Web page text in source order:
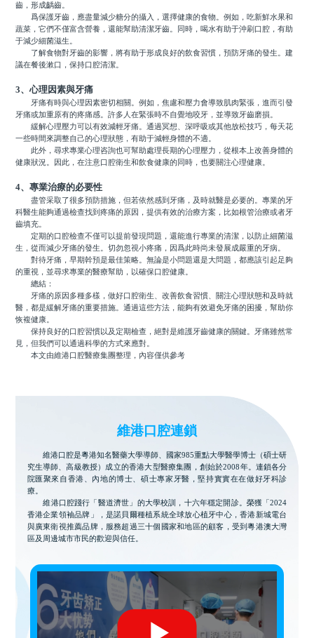
齒，形成齲齒。
爲保護牙齒，應盡量減少糖分的攝入，選擇健康的食物。例如，吃新鮮水果和
蔬菜，它們不僅富含營養，還能幫助清潔牙齒。同時，喝水有助于沖刷口腔，有助
于減少細菌滋生。
了解食物對牙齒的影響，將有助于形成良好的飲食習慣，預防牙痛的發生。建
議在餐後漱口，保持口腔清潔。
3、心理因素與牙痛
牙痛有時與心理因素密切相關。例如，焦慮和壓力會導致肌肉緊張，進而引發
牙痛或加重原有的疼痛感。許多人在緊張時不自覺地咬牙，並導致牙齒磨損。
緩解心理壓力可以有效減輕牙痛。通過冥想、深呼吸或其他放松技巧，每天花
一些時間來調整自己的心理狀態，有助于減輕身體的不適。
此外，尋求專業心理咨詢也可幫助處理長期的心理壓力，從根本上改善身體的
健康狀況。因此，在注意口腔衛生和飲食健康的同時，也要關注心理健康。
4、專業治療的必要性
盡管采取了很多預防措施，但若依然感到牙痛，及時就醫是必要的。專業的牙
科醫生能夠通過檢查找到疼痛的原因，提供有效的治療方案，比如根管治療或者牙
齒填充。
定期的口腔檢查不僅可以提前發現問題，還能進行專業的清潔，以防止細菌滋
生，從而減少牙痛的發生。切勿忽視小疼痛，因爲此時尚未發展成嚴重的牙病。
對待牙痛，早期幹預是最佳策略。無論是小問題還是大問題，都應該引起足夠
的重視，並尋求專業的醫療幫助，以確保口腔健康。
總結：
牙痛的原因多種多樣，做好口腔衛生、改善飲食習慣、關注心理狀態和及時就
醫，都是緩解牙痛的重要措施。通過這些方法，能夠有效避免牙痛的困擾，幫助你
恢複健康。
保持良好的口腔習慣以及定期檢查，絕對是維護牙齒健康的關鍵。牙痛雖然常
見，但我們可以通過科學的方式來應對。
本文由維港口腔醫療集團整理，內容僅供參考
維港口腔連鎖
維港口腔是粵港知名醫藥大學導師、國家985重點大學醫學博士（碩士研
究生導師、高級教授）成立的香港大型醫療集團，創始於2008年。連鎖各分
院匯聚來自香港、內地的博士、碩士專家牙醫，堅持實實在在做好牙科診
療。
維港口腔踐行「醫道濟世」的大學校訓，十六年穩定開診。榮獲「2024
香港企業領袖品牌」，是諾貝爾種植系統全球放心植牙中心，香港新城電台
與廣東衛視推薦品牌，服務超過三十個國家和地區的顧客，受到粵港澳大灣
區及周邊城市市民的歡迎與信任。